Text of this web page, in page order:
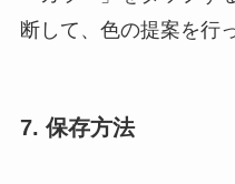
断して、色の提案を行
7. 保存方法